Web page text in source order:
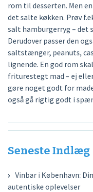
rom til desserten. Men
det salte køkken. Prøv
salt hamburgerryg – det
Derudover passer den
saltstænger, peanuts,
lignende. En god rom
friturestegt mad – ej
gøre noget godt for
også gå rigtig godt i
Seneste Indlæg
Vinbar i København:
autentiske oplevelser